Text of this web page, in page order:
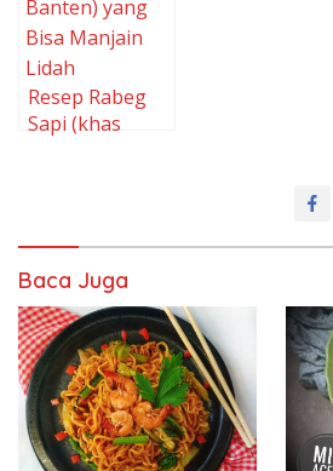
Resep Rabeg
Sapi (khas
Baca Juga